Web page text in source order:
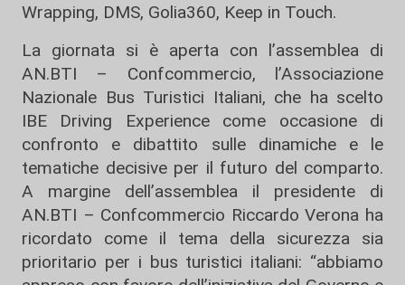
Wrapping, DMS, Golia360, Keep in Touch.
La giornata si è aperta con l’assemblea di
AN.BTI – Confcommercio, l’Associazione
Nazionale Bus Turistici Italiani, che ha scelto
IBE Driving Experience come occasione di
confronto e dibattito sulle dinamiche e le
tematiche decisive per il futuro del comparto.
A margine dell’assemblea il presidente di
AN.BTI – Confcommercio Riccardo Verona ha
ricordato come il tema della sicurezza sia
prioritario per i bus turistici italiani: “abbiamo